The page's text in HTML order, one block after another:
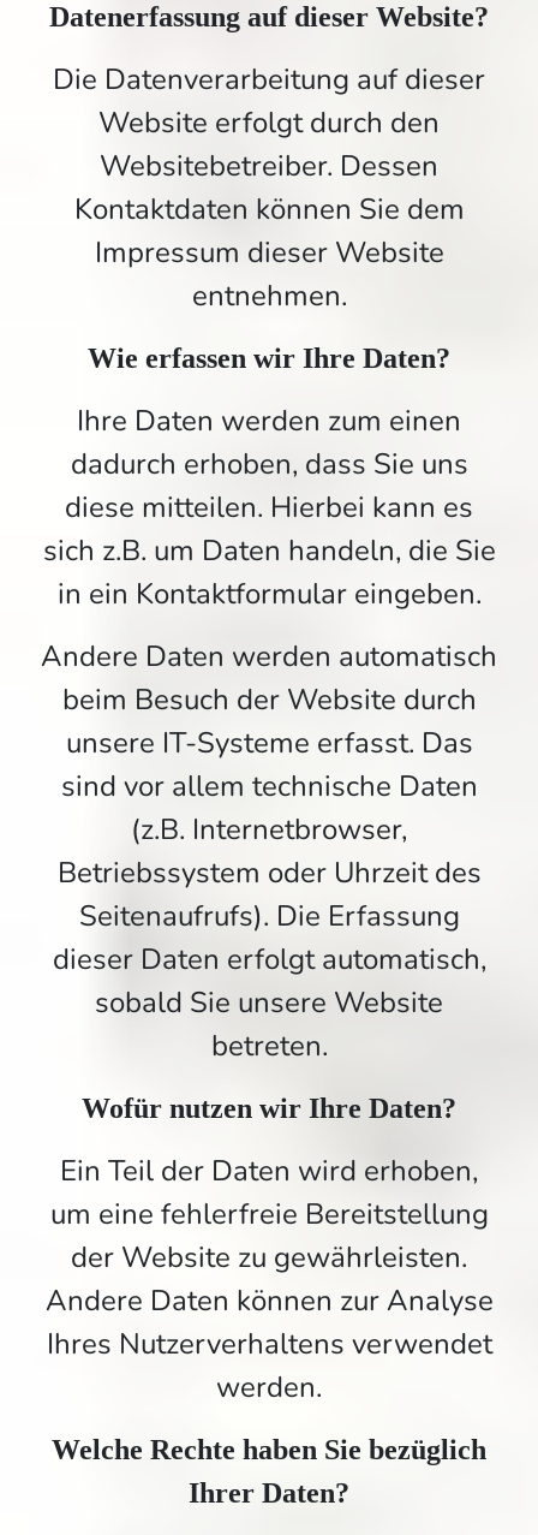
Datenerfassung auf dieser Website?
Die Datenverarbeitung auf dieser
Website erfolgt durch den
Websitebetreiber. Dessen
Kontaktdaten können Sie dem
Impressum dieser Website
entnehmen.
Wie erfassen wir Ihre Daten?
Ihre Daten werden zum einen
dadurch erhoben, dass Sie uns
diese mitteilen. Hierbei kann es
sich z.B. um Daten handeln, die Sie
in ein Kontaktformular eingeben.
Andere Daten werden automatisch
beim Besuch der Website durch
unsere IT-Systeme erfasst. Das
sind vor allem technische Daten
(z.B. Internetbrowser,
Betriebssystem oder Uhrzeit des
Seitenaufrufs). Die Erfassung
dieser Daten erfolgt automatisch,
sobald Sie unsere Website
betreten.
Wofür nutzen wir Ihre Daten?
Ein Teil der Daten wird erhoben,
um eine fehlerfreie Bereitstellung
der Website zu gewährleisten.
Andere Daten können zur Analyse
Ihres Nutzerverhaltens verwendet
werden.
Welche Rechte haben Sie bezüglich
Ihrer Daten?